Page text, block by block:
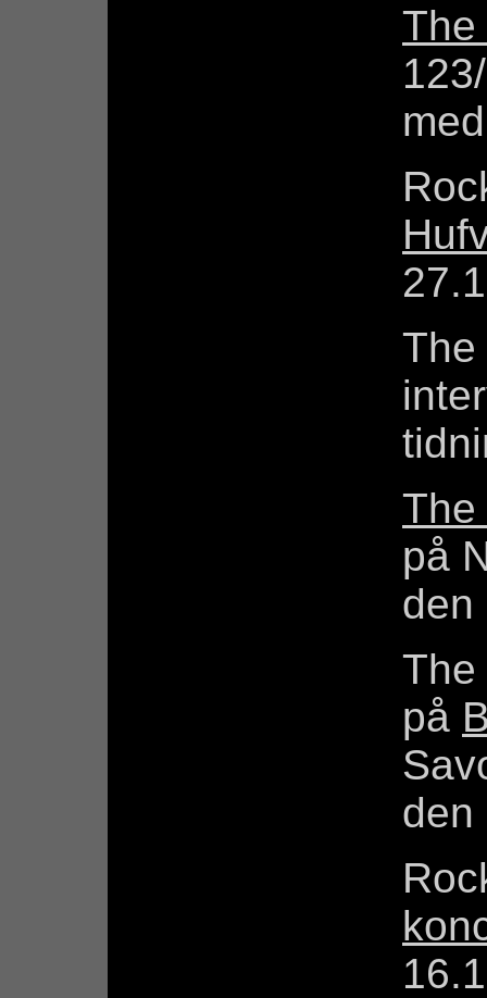
The
The
The
på
den
The
på
den